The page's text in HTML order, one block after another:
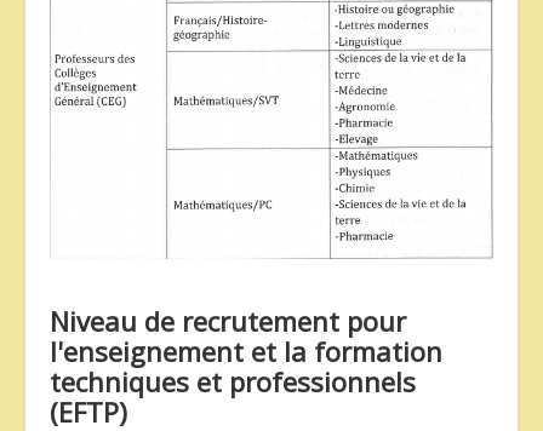
Niveau de recrutement pour
l'enseignement et la formation
techniques et professionnels
(EFTP)